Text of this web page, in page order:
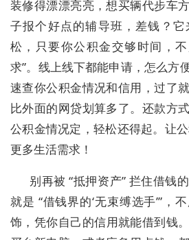
装修得漂漂亮亮，想买辆代步车
子报个好点的辅导班，差钱？
松，只要你公积金交够时间，
求”。线上线下都能申请，怎么方
速查你公积金情况和信用，过了
比外面的网贷划算多了。还款方
公积金情况定，轻松还得起。让
更多生活需求！
别再被 “抵押资产” 拦住借钱
就是 “借钱界的‘无束缚选手’”，
饰，凭你自己的信用就能借到钱